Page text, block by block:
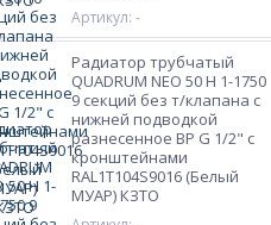
Артикул: -
Радиатор трубчатый
QUADRUM NEO 50 H 1-1750
9 секций без т/клапана с
нижней подводкой
разнесенное ВР G 1/2" с
кронштейнами
RAL1T104S9016 (Белый
МУАР) КЗТО